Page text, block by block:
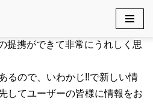
提携ができて非常にうれしく思
るので、いわかじ!!で新しい情
してユーザーの皆様に情報をお